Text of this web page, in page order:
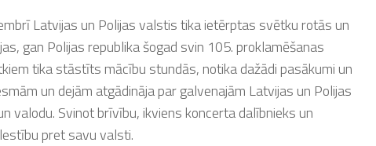
Latvijas un Polijas valstis tika ietērptas svētku rotās un
gan Polijas republika šogad svin 105. proklamēšanas
tika stāstīts mācību stundās, notika dažādi pasākumi un
un dejām atgādināja par galvenajām Latvijas un Polijas
valodu. Svinot brīvību, ikviens koncerta dalībnieks un
pret savu valsti.